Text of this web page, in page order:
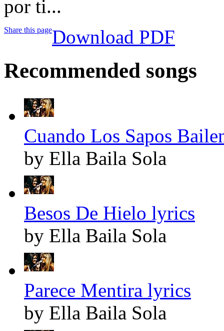
por ti...
Share this pageDownload PDF
Recommended songs
Cuando Los Sapos
by Ella Baila Sola
Besos De Hielo lyrics
by Ella Baila Sola
Parece Mentira lyrics
by Ella Baila Sola